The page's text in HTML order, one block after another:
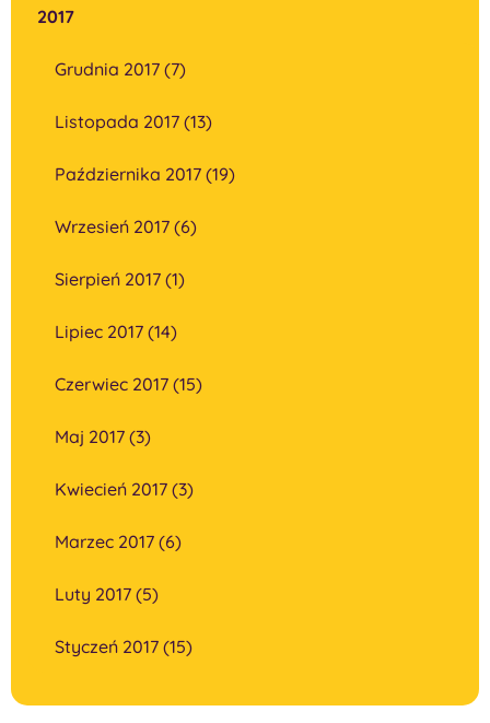
2017
Grudnia 2017 (7)
Listopada 2017 (13)
Października 2017 (19)
Wrzesień 2017 (6)
Sierpień 2017 (1)
Lipiec 2017 (14)
Czerwiec 2017 (15)
Maj 2017 (3)
Kwiecień 2017 (3)
Marzec 2017 (6)
Luty 2017 (5)
Styczeń 2017 (15)